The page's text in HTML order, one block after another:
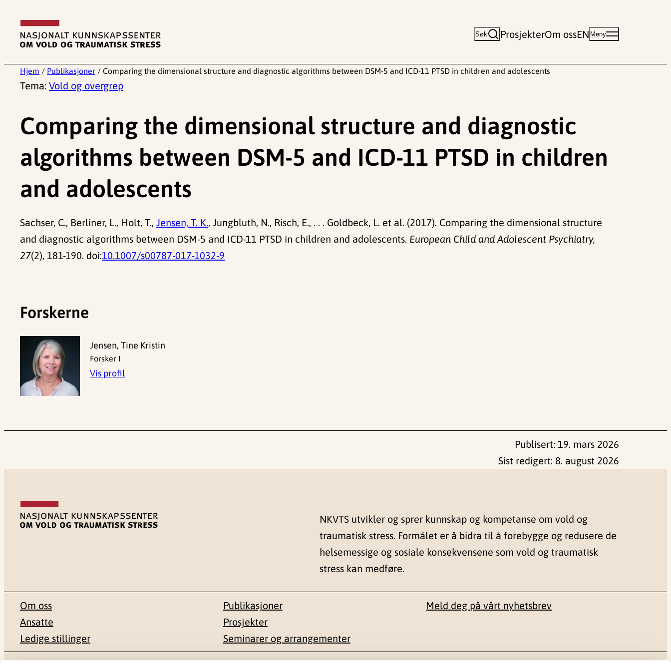
innhold
Søk ProsjekterOm ossEN Meny
Hjem / Publikasjoner / Comparing the dimensional structure and diagnostic algorithms between DSM-5 and ICD-11 PTSD in children and adolescents
Tema: Vold og overgrep
Comparing the dimensional structure and diagnostic
algorithms between DSM-5 and ICD-11 PTSD in children
and adolescents
Sachser, C., Berliner, L., Holt, T., Jensen, T. K., Jungbluth, N., Risch, E., . . . Goldbeck, L. et al. (2017). Comparing the dimensional structure
and diagnostic algorithms between DSM-5 and ICD-11 PTSD in children and adolescents. European Child and Adolescent Psychiatry,
27(2), 181-190. doi:10.1007/s00787-017-1032-9
Forskerne
Jensen, Tine Kristin
Forsker I
Vis profil
Publisert: 19. mars 2026
Sist redigert: 8. august 2026
NKVTS utvikler og sprer kunnskap og kompetanse om vold og
traumatisk stress. Formålet er å bidra til å forebygge og redusere de
helsemessige og sosiale konsekvensene som vold og traumatisk
stress kan medføre.
Om oss
Ansatte
Ledige stillinger
Publikasjoner
Prosjekter
Seminarer og arrangementer
Meld deg på vårt nyhetsbrev